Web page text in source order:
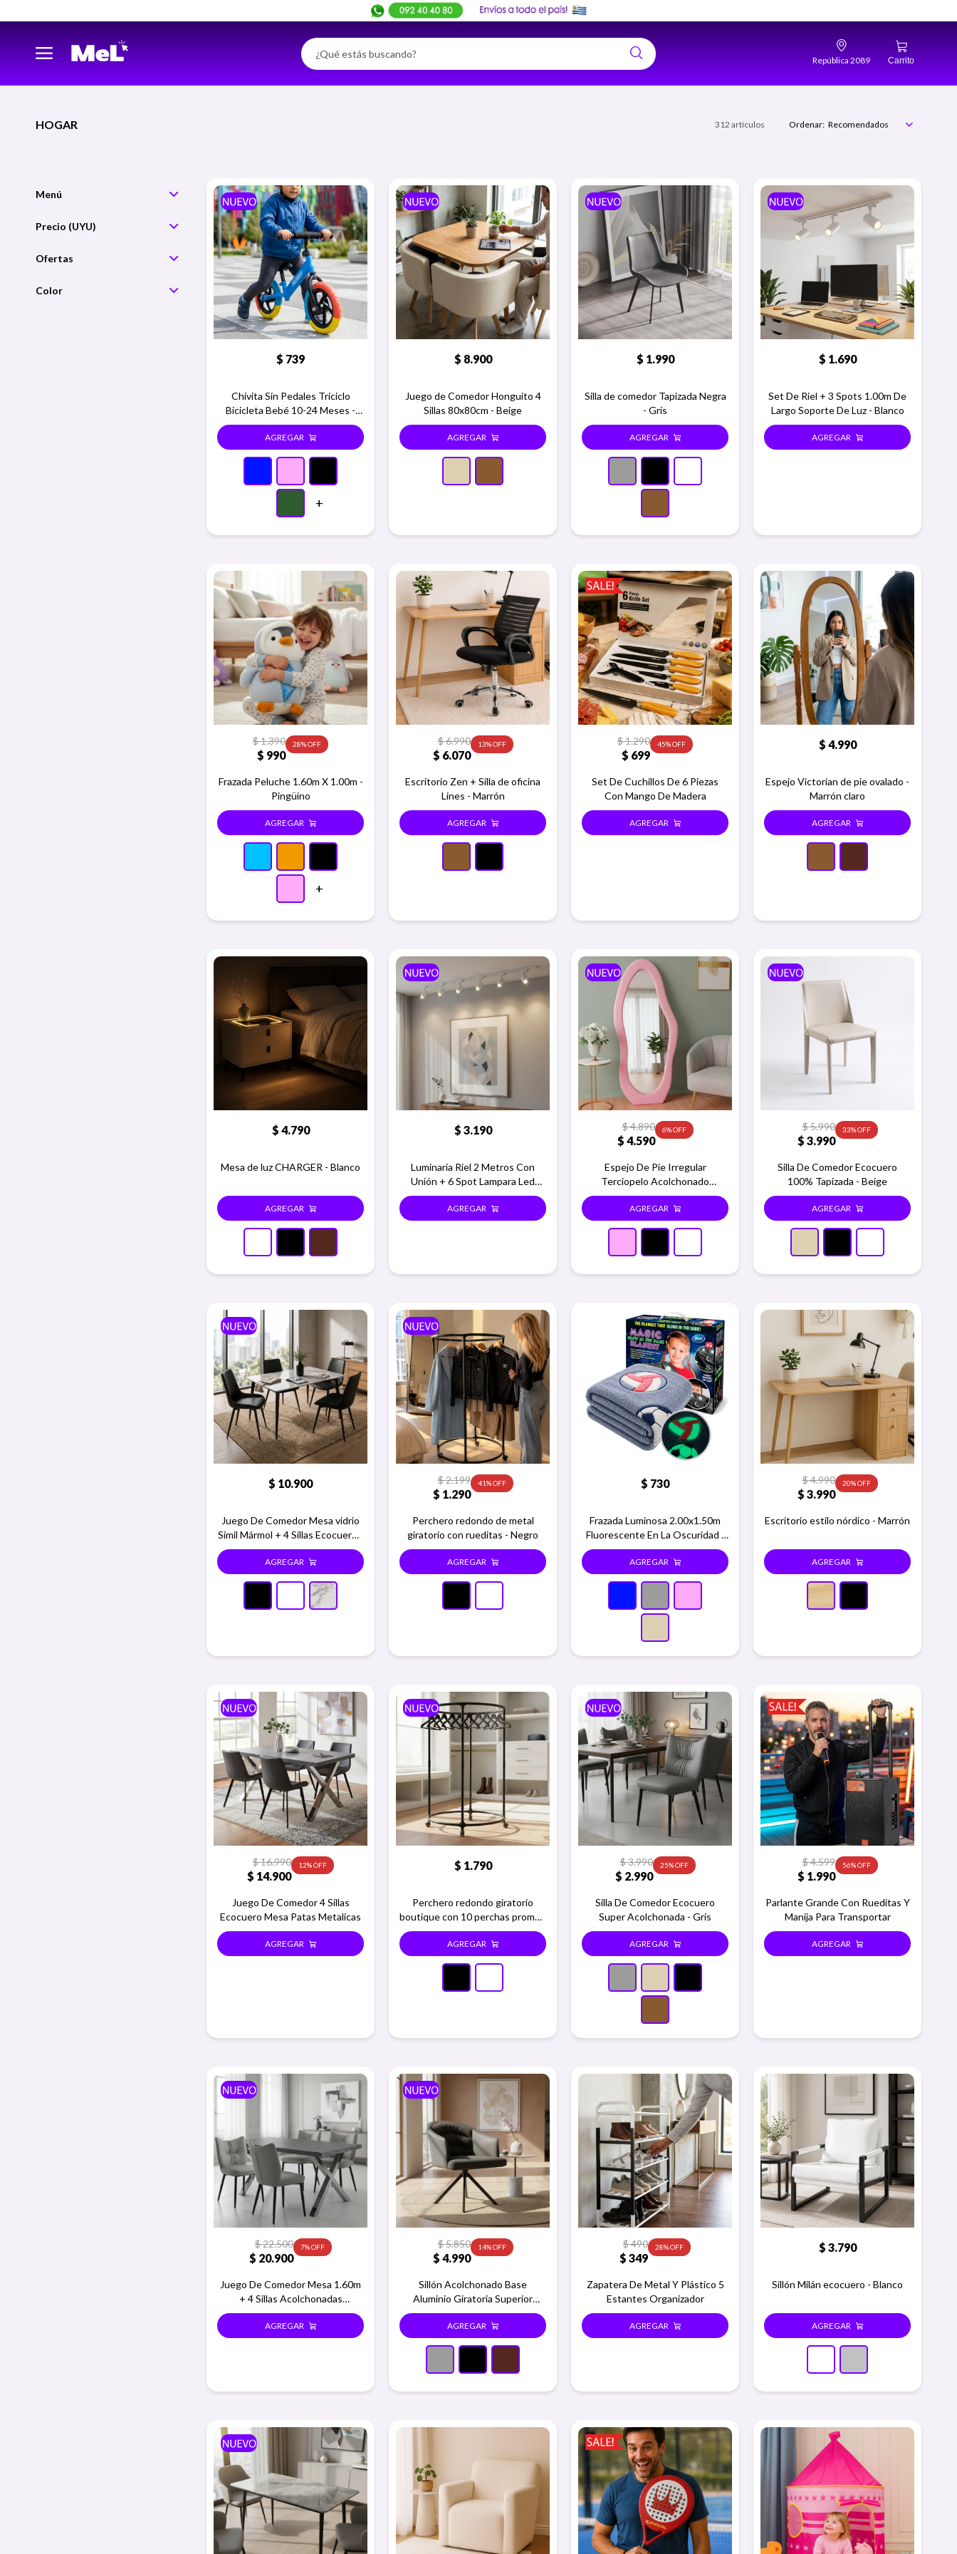
República 2089
HOGAR 312 artículos Recomendados
$ 739
Chivita Sin Pedales Triciclo
Bicicleta Bebé 10-24 Meses -
Azul
$ 8.900
Juego de Comedor Honguito 4
Sillas 80x80cm - Beige
$ 1.990
Silla de comedor Tapizada Negra
- Gris
$ 1.690
Set De Riel + 3 Spots 1.00m De
Largo Soporte De Luz - Blanco
$ 990
$1.390 28
Frazada Peluche 1.60m X 1.00m -
Pingüino
$ 6.070
$6.990 13
Escritorio Zen + Silla de oficina
Lines - Marrón
$ 699
$1.290 45
Set De Cuchillos De 6 Piezas
Con Mango De Madera
$ 4.990
Espejo Victorian de pie ovalado -
Marrón claro
$ 4.790
Mesa de luz CHARGER - Blanco
$ 3.190
Luminaria Riel 2 Metros Con
Unión + 6 Spot Lampara Led
Bello
$ 4.590
$4.890 6
Espejo De Pie Irregular
Terciopelo Acolchonado
1.60x0.60m - Rosa
$ 3.990
$5.990 33
Silla De Comedor Ecocuero
100% Tapizada - Beige
$ 10.900
Juego De Comedor Mesa vidrio
Símil Mármol + 4 Sillas Ecocuero -
Mesa gris + 4 sillas negras
$ 1.290
$2.199 41
Perchero redondo de metal
giratorio con rueditas - Negro
$ 730
Frazada Luminosa 2.00x1.50m
Fluorescente En La Oscuridad -
Azul
$ 3.990
$4.990 20
Escritorio estilo nórdico - Marrón
$ 14.900
$16.990 12
Juego De Comedor 4 Sillas
Ecocuero Mesa Patas Metalicas
$ 1.790
Perchero redondo giratorio
boutique con 10 perchas promo -
Negro
$ 2.990
$3.990 25
Silla De Comedor Ecocuero
Super Acolchonada - Gris
$ 1.990
$4.599 56
Parlante Grande Con Rueditas Y
Manija Para Transportar
$ 20.900
$22.500 7
Juego De Comedor Mesa 1.60m
+ 4 Sillas Acolchonadas
Ecocuero Gris Liso
$ 4.990
$5.850 14
Sillón Acolchonado Base
Aluminio Giratoria Superior
Fuerte - Gris
$ 349
$490 28
Zapatera De Metal Y Plástico 5
Estantes Organizador
$ 3.790
Sillón Milán ecocuero - Blanco
Precio
Color